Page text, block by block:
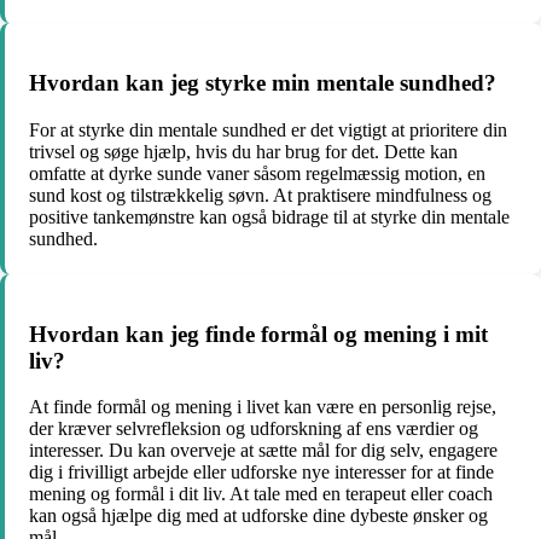
Hvordan kan jeg styrke min mentale sundhed?
For at styrke din mentale sundhed er det vigtigt at prioritere din
trivsel og søge hjælp, hvis du har brug for det. Dette kan
omfatte at dyrke sunde vaner såsom regelmæssig motion, en
sund kost og tilstrækkelig søvn. At praktisere mindfulness og
positive tankemønstre kan også bidrage til at styrke din mentale
sundhed.
Hvordan kan jeg finde formål og mening i mit
liv?
At finde formål og mening i livet kan være en personlig rejse,
der kræver selvrefleksion og udforskning af ens værdier og
interesser. Du kan overveje at sætte mål for dig selv, engagere
dig i frivilligt arbejde eller udforske nye interesser for at finde
mening og formål i dit liv. At tale med en terapeut eller coach
kan også hjælpe dig med at udforske dine dybeste ønsker og